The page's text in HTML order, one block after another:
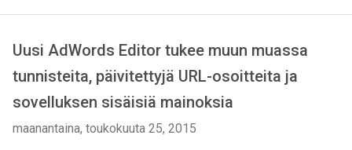
Uusi AdWords Editor tukee muun muassa
tunnisteita, päivitettyjä URL-osoitteita ja
sovelluksen sisäisiä mainoksia
maanantaina, toukokuuta 25, 2015